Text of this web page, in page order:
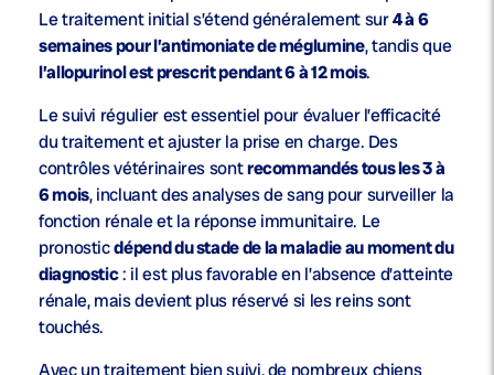
Le traitement initial s’étend généralement sur4 à 6
semaines pour l’antimoniate de méglumine, tandis que
l’allopurinol est prescrit pendant 6 à 12 mois.
Le suivi régulier est essentiel pour évaluer l’efficacité
du traitement et ajuster la prise en charge. Des
contrôles vétérinaires sontrecommandés tous les 3 à
6 mois, incluant des analyses de sang pour surveiller la
fonction rénale et la réponse immunitaire. Le
pronosticdépend du stade de la maladie au moment du
diagnostic: il est plus favorable en l’absence d’atteinte
rénale, mais devient plus réservé si les reins sont
touchés.
Avec un traitement bien suivi, de nombreux chiens